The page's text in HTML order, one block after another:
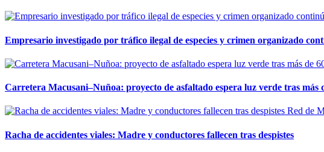
Empresario investigado por tráfico ilegal de especies y crimen organizado
Carretera Macusani–Nuñoa: proyecto de asfaltado espera luz verde tras más
Red de
Racha de accidentes viales: Madre y conductores fallecen tras despistes